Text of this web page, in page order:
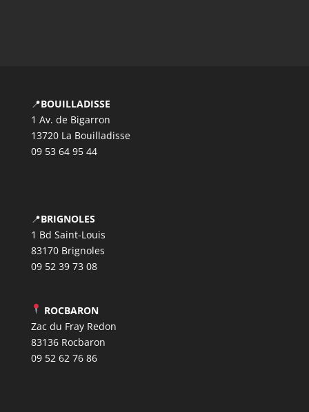
📍BOUILLADISSE
1 Av. de Bigarron
13720 La Bouilladisse
09 53 64 95 44
📍BRIGNOLES
1 Bd Saint-Louis
83170 Brignoles
09 52 39 73 08
ROCBARON
Zac du Fray Redon
83136 Rocbaron
09 52 62 76 86